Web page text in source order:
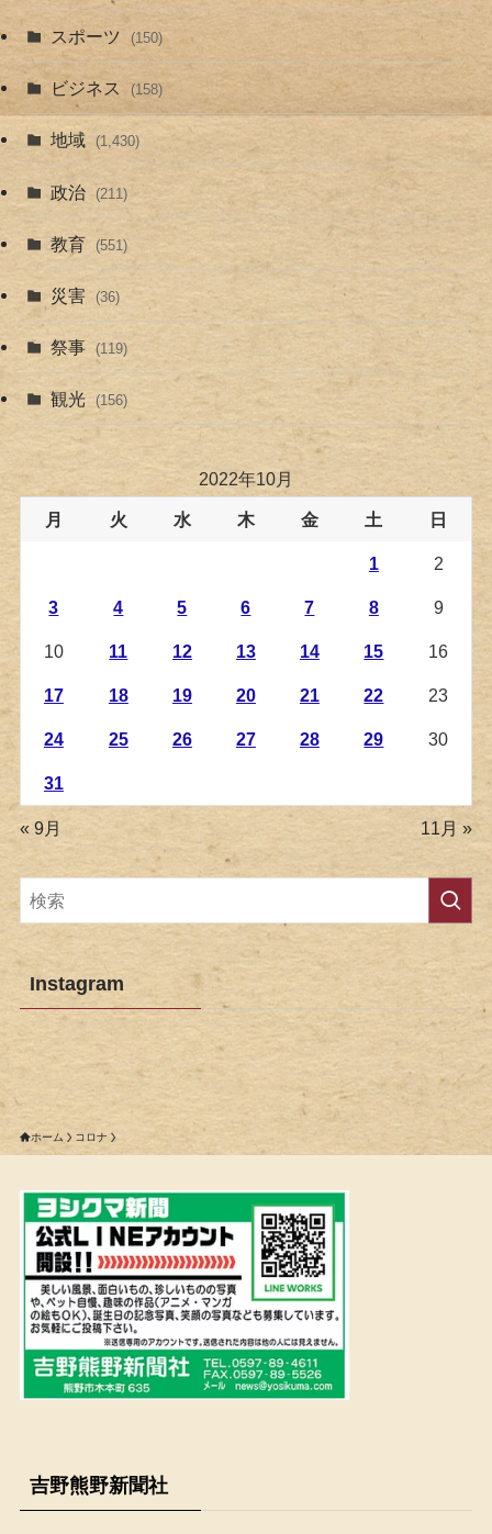
スポーツ (150)
ビジネス (158)
地域 (1,430)
政治 (211)
教育 (551)
災害 (36)
祭事 (119)
観光 (156)
2022年10月
月 火 水 木 金 土 日
1 2
3 4 5 6 7 8 9
10 11 12 13 14 15 16
17 18 19 20 21 22 23
24 25 26 27 28 29 30
31
« 9月 11月 »
Instagram
ホーム コロナ
吉野熊野新聞社